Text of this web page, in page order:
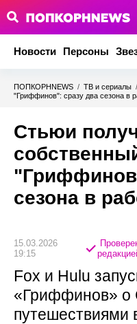
Новости Персоны
ПОПКОРНNEWS / ТВ и сериалы /
"Гриффинов": сразу два сезона в
Стьюи
сезона в
15.03.2026
19:15
Fox и Hulu
«Гриффинов» о
путешествиями